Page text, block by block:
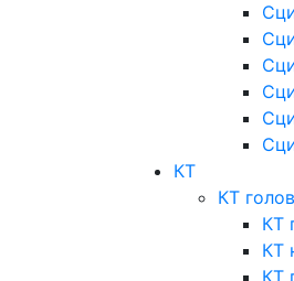
КТ
КТ
КТ
КТ
КТ